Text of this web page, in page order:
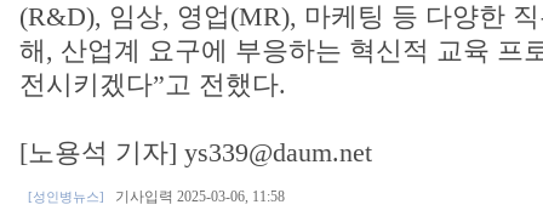
(R&D), 임상, 영업(MR), 마케팅 등 다양한
해, 산업계 요구에 부응하는 혁신적 교육 프
전시키겠다”고 전했다.
[노용석 기자] ys339@daum.net
[성인병뉴스] 기사입력 2025-03-06, 11:58